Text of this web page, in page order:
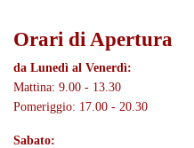
Orari di Apertura
da Lunedì al Venerdì:
Mattina: 9.00 - 13.30
Pomeriggio: 17.00 - 20.30
Sabato: